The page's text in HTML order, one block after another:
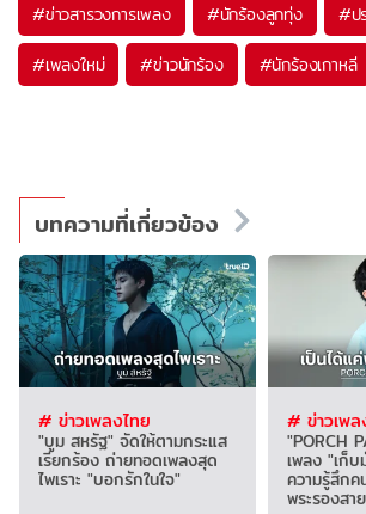
#ข่าวสารวงการเพลง #นักร้องลูกทุ่ง #ป
#เพลงใหม่ #ข่าวนักร้อง #นักร้องเกาหลี
บทความที่เกี่ยวข้อง
# ข่าวเพลงไทย
"บูม สหรัฐ" จัดให้ตามกระแส
เรียกร้อง ถ่ายทอดเพลงสุด
ไพเราะ "บอกรักในใจ"
# ข่าวเพล
"PORCH
เพลง "เก็บ
ความรู้สึกค
พระรองสา